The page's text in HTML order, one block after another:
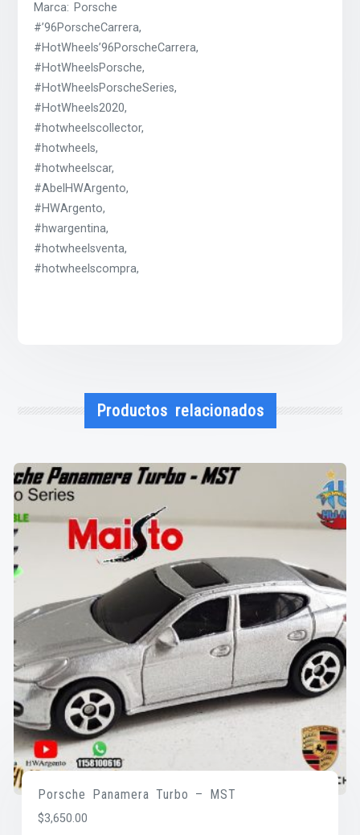
Marca: Porsche
#’96PorscheCarrera,
#HotWheels’96PorscheCarrera,
#HotWheelsPorsche,
#HotWheelsPorscheSeries,
#HotWheels2020,
#hotwheelscollector,
#hotwheels,
#hotwheelscar,
#AbelHWArgento,
#HWArgento,
#hwargentina,
#hotwheelsventa,
#hotwheelscompra,
Productos relacionados
Porsche Panamera Turbo – MST
$3,650.00